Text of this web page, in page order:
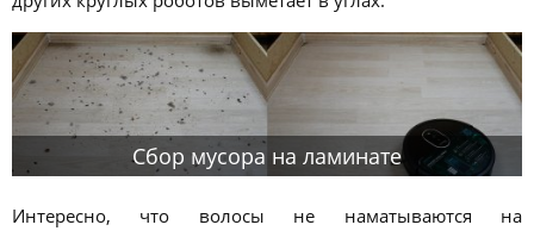
Сбор мусора на ламинате
Интересно, что волосы не наматываются на